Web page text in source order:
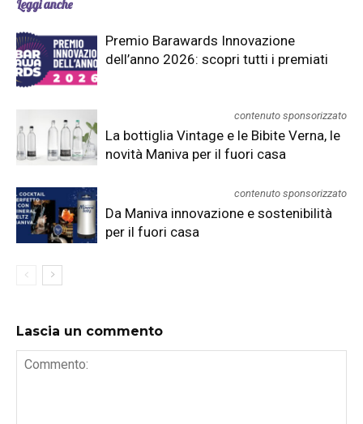
Leggi anche
Premio Barawards Innovazione
dell’anno 2026: scopri tutti i premiati
contenuto sponsorizzato
La bottiglia Vintage e le Bibite Verna, le
novità Maniva per il fuori casa
contenuto sponsorizzato
Da Maniva innovazione e sostenibilità
per il fuori casa
Lascia un commento